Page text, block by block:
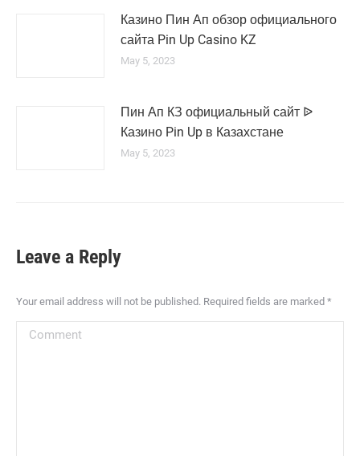
Казино Пин Ап обзор официального
сайта Pin Up Casino KZ
May 5, 2023
Пин Ап КЗ официальный сайт ᐉ
Казино Pin Up в Казахстане
May 5, 2023
Leave a Reply
Your email address will not be published. Required fields are marked *
Comment